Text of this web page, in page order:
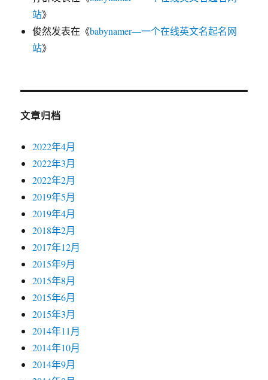
站》
俊然发表在《babynamer—一个在线英文名起名网
站》
文章归档
2022年4月
2022年3月
2022年2月
2019年5月
2019年4月
2018年2月
2017年12月
2015年9月
2015年8月
2015年6月
2015年3月
2014年11月
2014年10月
2014年9月